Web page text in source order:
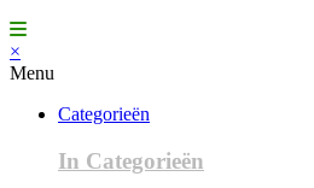
×
Menu
Categorieën
In Categorieën